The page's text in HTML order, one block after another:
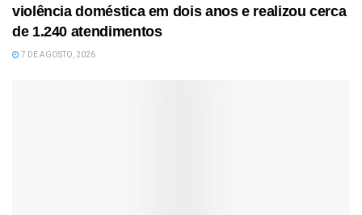
violência doméstica em dois anos e realizou cerca
de 1.240 atendimentos
7 DE AGOSTO, 2026